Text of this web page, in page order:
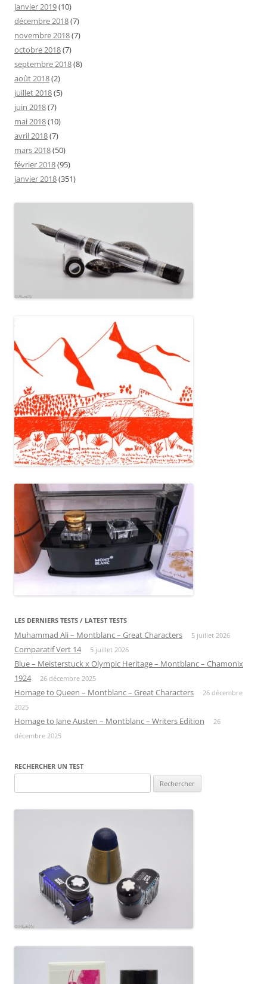
janvier 2019(10)
décembre 2018(7)
novembre 2018(7)
octobre 2018(7)
septembre 2018(8)
août 2018(2)
juillet 2018(5)
juin 2018(7)
mai 2018(10)
avril 2018(7)
mars 2018(50)
février 2018(95)
janvier 2018(351)
LES DERNIERS TESTS / LATEST TESTS
Muhammad Ali – Montblanc – Great Characters 5 juillet 2026
Comparatif Vert 14 5 juillet 2026
Blue – Meisterstuck x Olympic Heritage – Montblanc – Chamonix
1924
26 décembre 2025
Homage to Queen – Montblanc – Great Characters
26 décembre
2025
Homage to Jane Austen – Montblanc – Writers Edition
26
décembre 2025
RECHERCHER UN TEST